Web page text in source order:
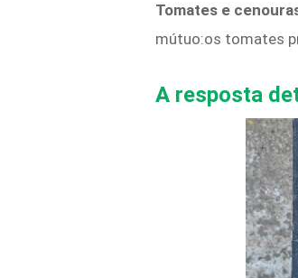
Tomates e
mútuo:os tomates
A resposta